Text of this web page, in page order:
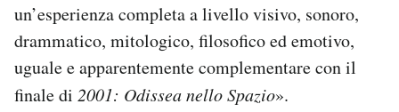
un’esperienza completa a livello visivo, sonoro,
drammatico, mitologico, filosofico ed emotivo,
uguale e apparentemente complementare con il
finale di 2001: Odissea nello Spazio».